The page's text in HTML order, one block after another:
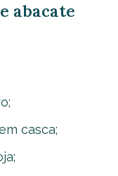
abacate
casca;